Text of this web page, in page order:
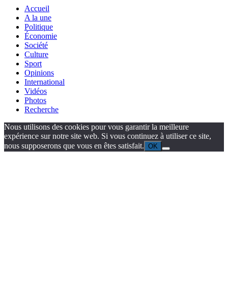
Accueil
A la une
Politique
Économie
Société
Culture
Sport
Opinions
International
Vidéos
Photos
Recherche
Nous utilisons des cookies pour vous garantir la meilleure
expérience sur notre site web. Si vous continuez à utiliser ce site,
nous supposerons que vous en êtes satisfait. OK